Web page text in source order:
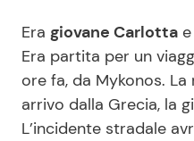
Era giovane Carlotta
Era partita per un
ore fa, da Mykonos.
arrivo dalla Grecia, la
L’incidente stradale